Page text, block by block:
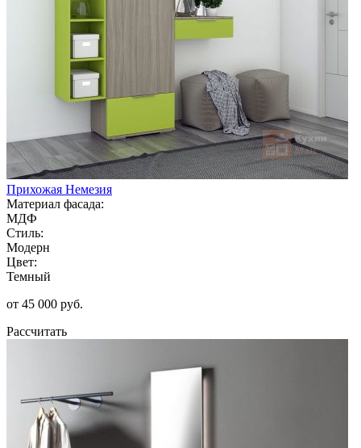
Прихожая Немезия
Материал фасада:
МДФ
Стиль:
Модерн
Цвет:
Темный
от 45 000 руб.
Рассчитать